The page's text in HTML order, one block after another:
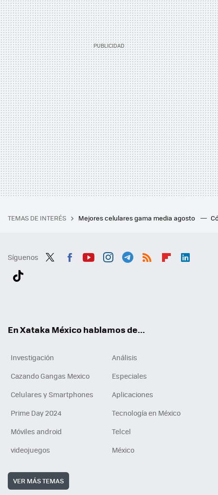
TEMAS DE INTERÉS Mejores celulares gama media agosto
Síguenos
En Xataka México hablamos de...
Investigación
Análisis
Cazando Gangas Mexico
Especiales
Celulares y Smartphones
Aplicaciones
Prime Day 2024
Tecnología en México
Móviles android
Telcel
videojuegos
México
VER MÁS TEMAS